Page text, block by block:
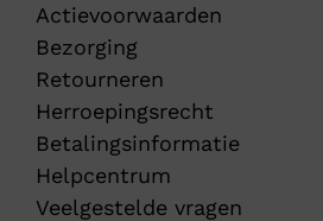
Actievoorwaarden
Bezorging
Retourneren
Herroepingsrecht
Betalingsinformatie
Helpcentrum
Veelgestelde vragen